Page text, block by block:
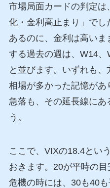
市場局面カードの判定
化・金利高止まり」で
あるのに、金利は高い
する過去の週は、W14
と並びます。いずれも
相場が多かった記憶が
急落も、その延長線にあ
う。
ここで、VIXの18.4とい
おきます。20が平時の目
危機の時には、30も40も